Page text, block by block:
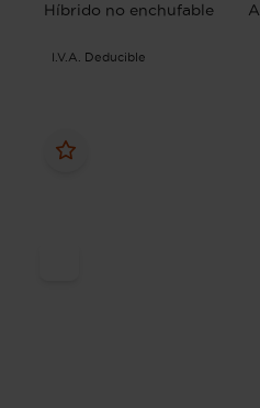
Híbrido no enchufable
I.V.A. Deducible